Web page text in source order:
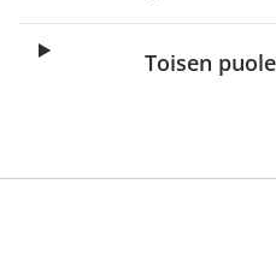
Toisen